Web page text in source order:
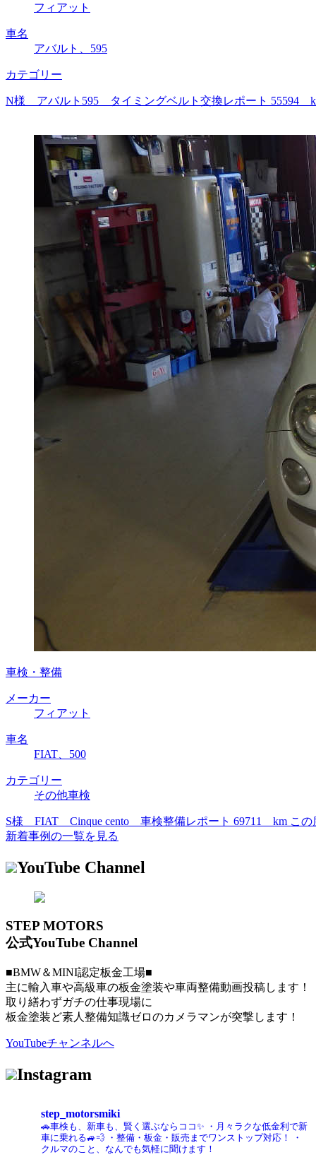
フィアット
車名
アバルト、595
カテゴリー
N様 アバルト595 タイミングベルト交換レポート 55594
車検・整備
メーカー
フィアット
車名
FIAT、500
カテゴリー
その他車検
S様 FIAT Cinque cento 車検整備レポート 69711 km この
新着事例の一覧を見る
YouTube Channel
STEP MOTORS
公式YouTube Channel
■BMW＆MINI認定板金工場■
主に輸入車や高級車の板金塗装や車両整備動画投稿します！
取り繕わずガチの仕事現場に
板金塗装ど素人整備知識ゼロのカメラマンが突撃します！
YouTubeチャンネルへ
Instagram
step_motorsmiki
🚗車検も、新車も、賢く選ぶならココ✨ ・月々ラクな低金利で新
車に乗れる🚙💨 ・整備・板金・販売までワンストップ対応！
・
クルマのこと、なんでも気軽に聞けます！